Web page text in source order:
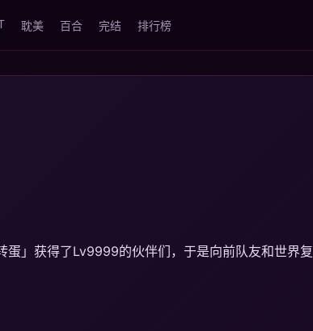
耽美 百合 完结 排行榜
」获得了Lv9999的伙伴们，于是向前队友和世界复